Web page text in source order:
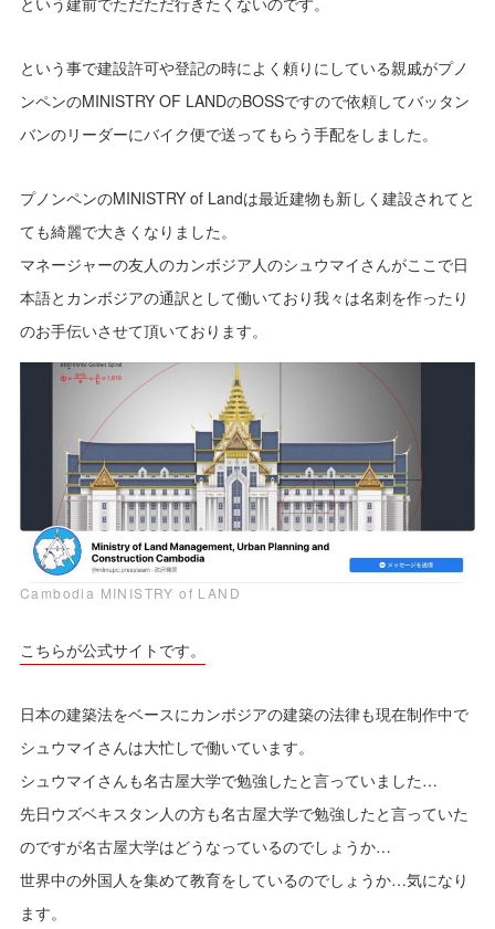
という事で建設許可や登記の時によく頼りにしている親戚がプノ
ンペンのMINISTRY OF LANDのBOSSですので依頼してバッタン
バンのリーダーにバイク便で送ってもらう手配をしました。
プノンペンのMINISTRY of Landは最近建物も新しく建設されてと
ても綺麗で大きくなりました。
マネージャーの友人のカンボジア人のシュウマイさんがここで日
本語とカンボジアの通訳として働いており我々は名刺を作ったり
のお手伝いさせて頂いております。
Cambodia MINISTRY of LAND
こちらが公式サイトです。
日本の建築法をベースにカンボジアの建築の法律も現在制作中で
シュウマイさんは大忙しで働いています。
シュウマイさんも名古屋大学で勉強したと言っていました…
先日ウズベキスタン人の方も名古屋大学で勉強したと言っていた
のですが名古屋大学はどうなっているのでしょうか…
世界中の外国人を集めて教育をしているのでしょうか…気になり
ます。